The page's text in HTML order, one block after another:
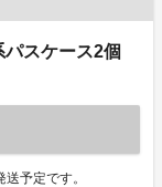
パスケース2個
予定です。